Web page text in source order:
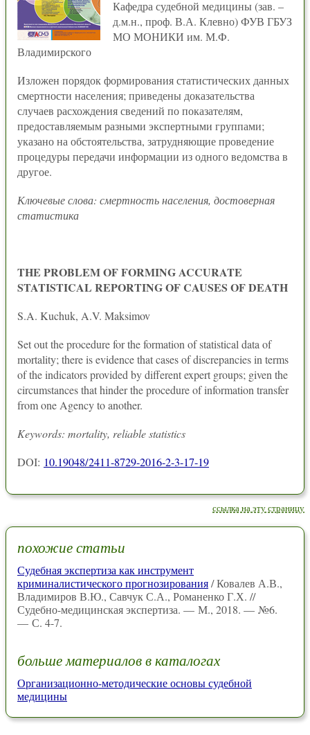
Кафедра судебной медицины (зав. –
д.м.н., проф. В.А. Клевно) ФУВ ГБУЗ
МО МОНИКИ им. М.Ф.
Владимирского
Изложен порядок формирования статистических данных
смертности населения; приведены доказательства
случаев расхождения сведений по показателям,
предоставляемым разными экспертными группами;
указано на обстоятельства, затрудняющие проведение
процедуры передачи информации из одного ведомства в
другое.
Ключевые слова: смертность населения, достоверная
статистика
THE PROBLEM OF FORMING ACCURATE
STATISTICAL REPORTING OF CAUSES OF DEATH
S.A. Kuchuk, A.V. Maksimov
Set out the procedure for the formation of statistical data of
mortality; there is evidence that cases of discrepancies in terms
of the indicators provided by different expert groups; given the
circumstances that hinder the procedure of information transfer
from one Agency to another.
Keywords: mortality, reliable statistics
DOI: 10.19048/2411-8729-2016-2-3-17-19
ссылка на эту страницу
похожие статьи
Судебная экспертиза как инструмент
криминалистического прогнозирования/ Ковалев А.В.,
Владимиров В.Ю., Савчук С.А., Романенко Г.Х. //
Судебно-медицинская экспертиза. — М., 2018. — №6.
— С. 4-7.
больше материалов в каталогах
Организационно-методические основы судебной
медицины